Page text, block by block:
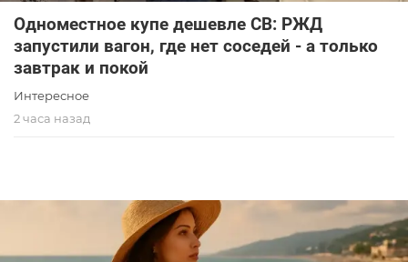
Одноместное купе дешевле СВ: РЖД
запустили вагон, где нет соседей - а только
завтрак и покой
Интересное
2 часа назад